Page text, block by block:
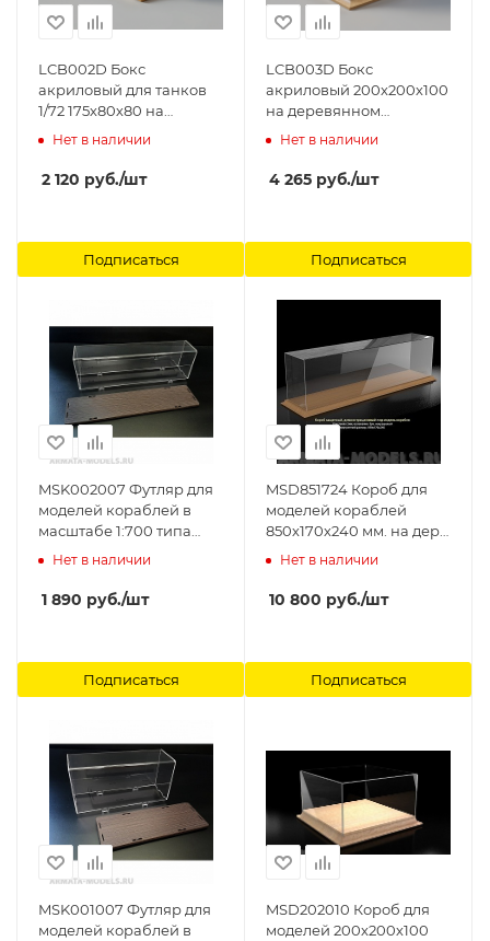
LCB002D Бокс
акриловый для танков
1/72 175х80х80 на
деревянном основании
Нет в наличии
2 120 руб./шт
Подписаться
LCB003D Бокс
акриловый 200х200х100
на деревянном
основании LemonCraft
Нет в наличии
4 265 руб./шт
Подписаться
MSK002007 Футляр для
моделей кораблей в
масштабе 1:700 типа
Дредноут Модель-
Нет в наличии
1 890 руб./шт
Подписаться
MSD851724 Короб для
моделей кораблей
850х170х240 мм. на дер.
основании Модель-
Нет в наличии
10 800 руб./шт
Подписаться
MSK001007 Футляр для
моделей кораблей в
MSD202010 Короб для
моделей 200х200х100